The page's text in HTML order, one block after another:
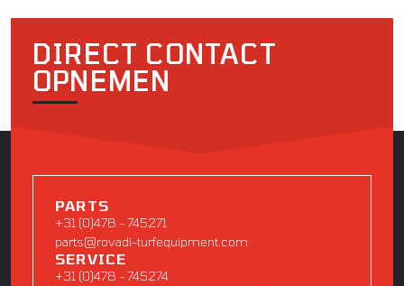
DIRECT CONTACT
OPNEMEN
PARTS
+31 (0)478 - 745271
parts@rovadi-turfequipment.com
SERVICE
+31 (0)478 - 745274